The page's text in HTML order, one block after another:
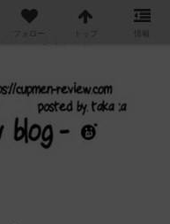
レンジするブログ
フォロー トップ 情報